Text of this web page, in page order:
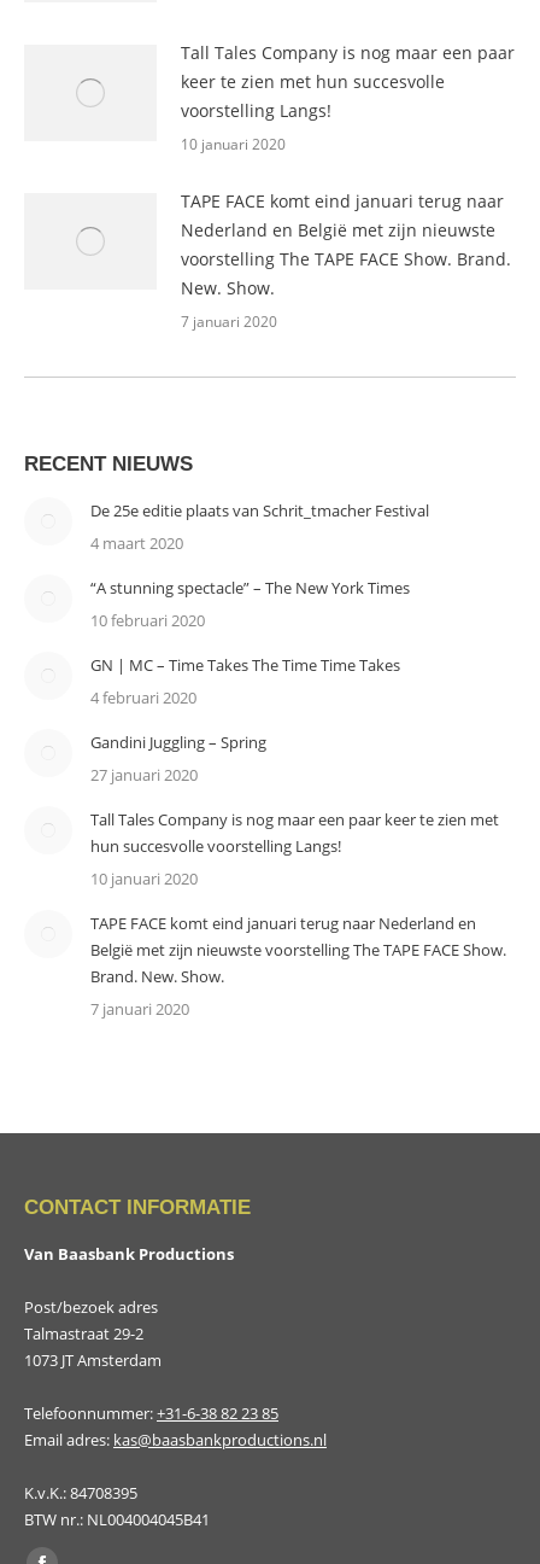
Tall Tales Company is nog maar een paar
keer te zien met hun succesvolle
voorstelling Langs!
10 januari 2020
TAPE FACE komt eind januari terug naar
Nederland en België met zijn nieuwste
voorstelling The TAPE FACE Show. Brand.
New. Show.
7 januari 2020
RECENT NIEUWS
De 25e editie plaats van Schrit_tmacher Festival
4 maart 2020
“A stunning spectacle” – The New York Times
10 februari 2020
GN | MC – Time Takes The Time Time Takes
4 februari 2020
Gandini Juggling – Spring
27 januari 2020
Tall Tales Company is nog maar een paar keer te zien met
hun succesvolle voorstelling Langs!
10 januari 2020
TAPE FACE komt eind januari terug naar Nederland en
België met zijn nieuwste voorstelling The TAPE FACE Show.
Brand. New. Show.
7 januari 2020
CONTACT INFORMATIE
Van Baasbank Productions
Post/bezoek adres
Talmastraat 29-2
1073 JT Amsterdam
Telefoonnummer:+31-6-38 82 23 85
Email adres: kas@baasbankproductions.nl
K.v.K.: 84708395
BTW nr.: NL004004045B41
Vind ons op: